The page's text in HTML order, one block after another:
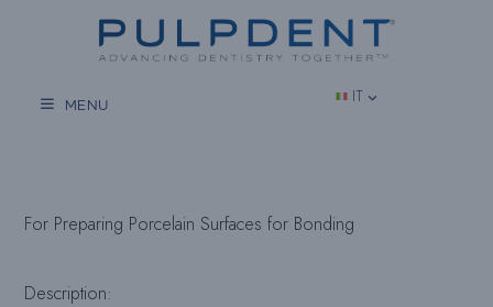
MENU IT
For Preparing Porcelain Surfaces for Bonding
Description: